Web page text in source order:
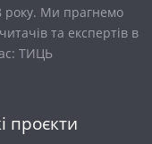
року. Ми прагнемо
та експертів в
ТИЦЬ
проєкти